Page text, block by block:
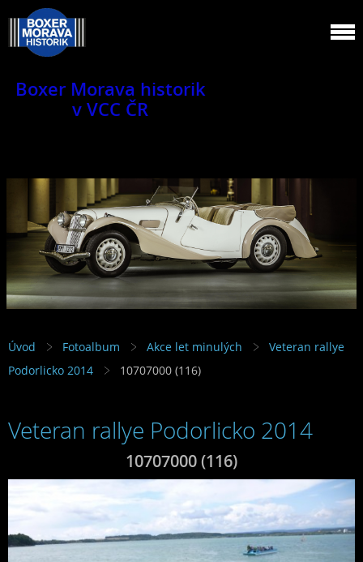
Boxer Morava historik
v VCC ČR
Jsme klub veteránů.
Úvod Fotoalbum Akce let minulých
Veteran rallye
Podorlicko 2014
10707000 (116)
Veteran rallye Podorlicko 2014
10707000 (116)